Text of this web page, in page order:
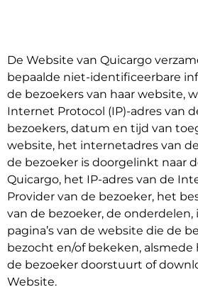
De Website van Quicargo
bepaalde niet-identificeerbare
de bezoekers van haar website,
Internet Protocol (IP)-adres van
bezoekers, datum en tijd van
website, het internetadres van
de bezoeker is doorgelinkt naar
Quicargo, het IP-adres van de
Provider van de bezoeker, het
van de bezoeker, de
pagina’s van de website die de
bezocht en/of bekeken,
de bezoeker doorstuurt of
Website.